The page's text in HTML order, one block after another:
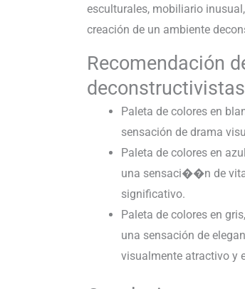
esculturales, mobiliario
creación de un ambiente
Recomendación
deconstructivistas
Paleta de colores en
sensación de drama
Paleta de colores en
una sensaci��n de
significativo.
Paleta de colores en
una sensación de
visualmente atractivo y